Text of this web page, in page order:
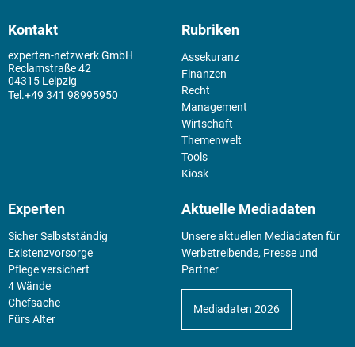
Kontakt
experten-netzwerk GmbH
Reclamstraße 42
04315 Leipzig
+49 341 98995950
Rubriken
Assekuranz
Finanzen
Recht
Management
Wirtschaft
Themenwelt
Tools
Kiosk
Experten
Sicher Selbstständig
Existenz­vorsorge
Pflege versichert
4 Wände
Chefsache
Fürs Alter
Aktuelle Mediadaten
Unsere aktuellen Mediadaten für
Werbetreibende, Presse und
Partner
Mediadaten 2026